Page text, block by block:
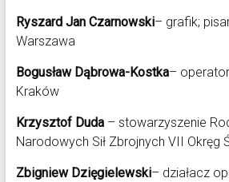
Ryszard Jan Czarnowski– grafik;
Warszawa
Bogusław Dąbrowa-Kostka–
Kraków
Krzysztof Duda– stowarzyszenie
Narodowych Sił Zbrojnych VII Okręg
Zbigniew Dzięgielewski– działacz